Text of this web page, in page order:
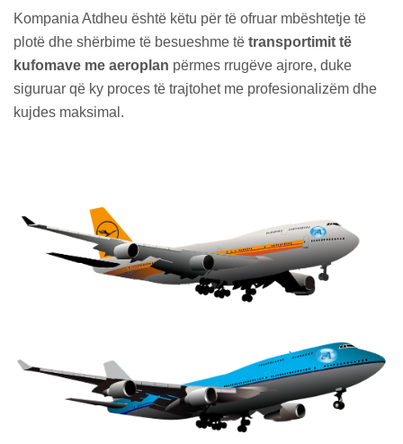
Kompania Atdheu është këtu për të ofruar mbështetje të
plotë dhe shërbime të besueshme të transportimit të
kufomave me aeroplan përmes rrugëve ajrore, duke
siguruar që ky proces të trajtohet me profesionalizëm dhe
kujdes maksimal.